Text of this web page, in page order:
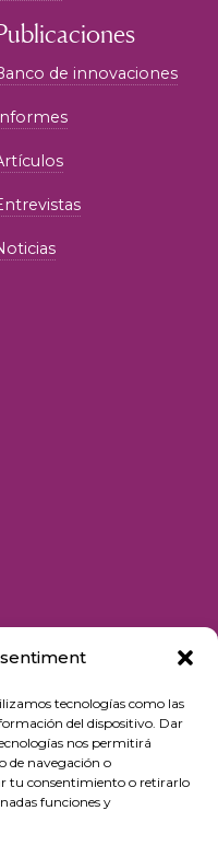
tecnologías como las
del dispositivo. Dar
nos permitirá
de navegación o
tu consentimiento o retirarlo
funciones y
de innovaciones